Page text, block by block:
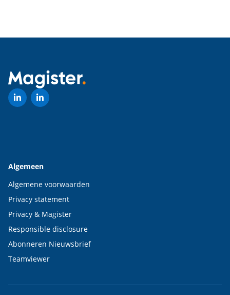
Algemeen
Algemene voorwaarden
Privacy statement
Privacy & Magister
Responsible disclosure
Abonneren Nieuwsbrief
Teamviewer